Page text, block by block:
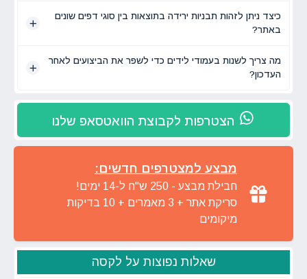
כיצד ניתן לזהות תבניות ירידה בתוצאות בין סוגי דפים שונים
באתר?
מה צריך לשנות בעמודי לידים כדי לשפר את הביצועים לאחר
העדכון?
הצטרפות לקבוצת הוואטסאפ שלנו
מבצע למצטרפים חדשים:
חבילת מבצע - 250 ש"ח ל-14 ימים!
סריקת אתר + 3 מאמרים + 10 בדיקות
מיקומים
שאלות נפוצות על לקסה